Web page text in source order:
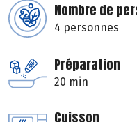
Nombre de
4 personnes
Préparation
20 min
Cuisson